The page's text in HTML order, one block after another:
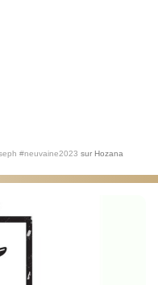
#neuvaine2023 sur Hozana